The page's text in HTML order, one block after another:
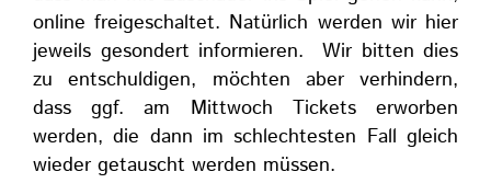
online freigeschaltet. Natürlich werden wir hier
jeweils gesondert informieren. Wir bitten dies
zu entschuldigen, möchten aber verhindern,
dass ggf. am Mittwoch Tickets erworben
werden, die dann im schlechtesten Fall gleich
wieder getauscht werden müssen.